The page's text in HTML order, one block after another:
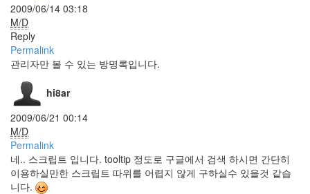
2009/06/14 03:18
M/D
Reply
Permalink
관리자만 볼 수 있는 방명록입니다.
hi8ar
2009/06/21 00:14
M/D
Permalink
네.. 스크립트 입니다. tooltip 정도로 구글에서 검색 하시면 간단히
이용하실만한 스크립트 따위를 어렵지 않게 구하실수 있을것 같습
니다.
A/S
티
베
트
Tag
Olivia
Wilde
foo_bubble_coverflow
웹
디